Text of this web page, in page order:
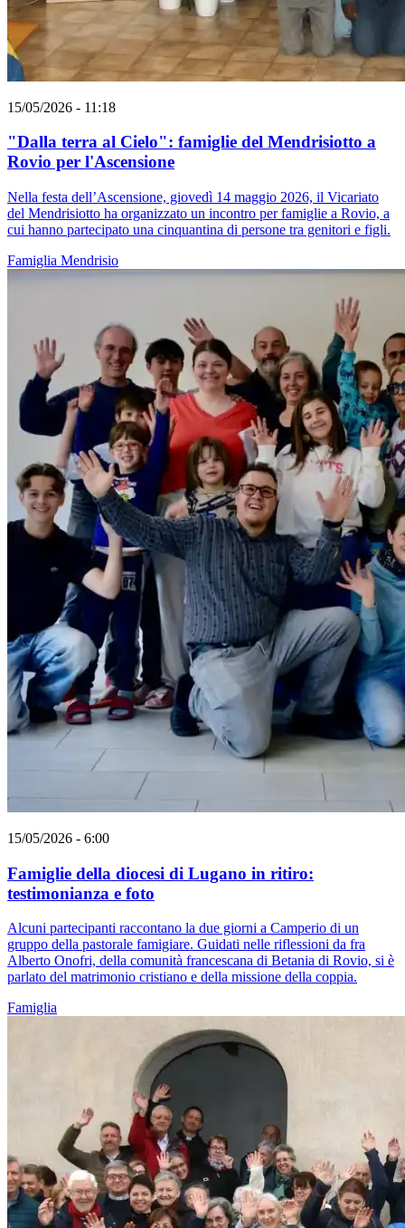
15/05/2026 - 11:18
"Dalla terra al Cielo": famiglie del Mendrisiotto a
Rovio per l'Ascensione
Nella festa dell’Ascensione, giovedì 14 maggio 2026, il Vicariato
del Mendrisiotto ha organizzato un incontro per famiglie a Rovio, a
cui hanno partecipato una cinquantina di persone tra genitori e figli.
Famiglia Mendrisio
15/05/2026 - 6:00
Famiglie della diocesi di Lugano in ritiro:
testimonianza e foto
Alcuni partecipanti raccontano la due giorni a Camperio di un
gruppo della pastorale famigiare. Guidati nelle riflessioni da fra
Alberto Onofri, della comunità francescana di Betania di Rovio, si è
parlato del matrimonio cristiano e della missione della coppia.
Famiglia